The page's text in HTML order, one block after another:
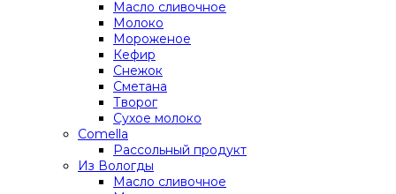
Масло сливочное
Молоко
Мороженое
Кефир
Снежок
Сметана
Творог
Сухое молоко
Comеlla
Рассольный продукт
Из Вологды
Масло сливочное